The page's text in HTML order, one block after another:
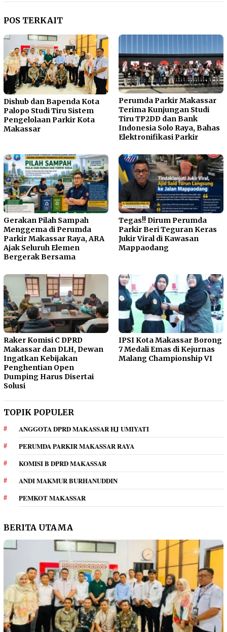
POS TERKAIT
Dishub dan Bapenda Kota
Palopo Studi Tiru Sistem
Pengelolaan Parkir Kota
Makassar
Perumda Parkir Makassar
Terima Kunjungan Studi
Tiru TP2DD dan Bank
Indonesia Solo Raya, Bahas
Elektronifikasi Parkir
Gerakan Pilah Sampah
Menggema di Perumda
Parkir Makassar Raya, ARA
Ajak Seluruh Elemen
Bergerak Bersama
Tegas!! Dirum Perumda
Parkir Beri Teguran Keras
Jukir Viral di Kawasan
Mappaodang
Raker Komisi C DPRD
Makassar dan DLH, Dewan
Ingatkan Kebijakan
Penghentian Open
Dumping Harus Disertai
Solusi
IPSI Kota Makassar Borong
7 Medali Emas di Kejurnas
Malang Championship VI
TOPIK POPULER
ANGGOTA DPRD MAKASSAR HJ UMIYATI
PERUMDA PARKIR MAKASSAR RAYA
KOMISI B DPRD MAKASSAR
ANDI MAKMUR BURHANUDDIN
PEMKOT MAKASSAR
BERITA UTAMA